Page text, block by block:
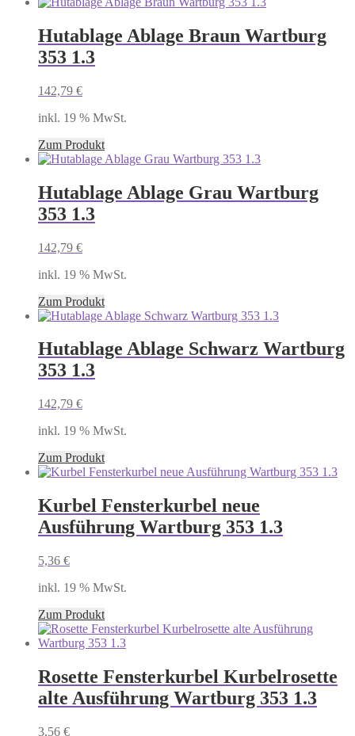
Hutablage Ablage Braun Wartburg
353 1.3
142,79 €
inkl. 19 % MwSt.
Zum Produkt
Hutablage Ablage Grau Wartburg
353 1.3
142,79 €
inkl. 19 % MwSt.
Zum Produkt
Hutablage Ablage Schwarz Wartburg
353 1.3
142,79 €
inkl. 19 % MwSt.
Zum Produkt
Kurbel Fensterkurbel neue
Ausführung Wartburg 353 1.3
5,36 €
inkl. 19 % MwSt.
Zum Produkt
Rosette Fensterkurbel Kurbelrosette
alte Ausführung Wartburg 353 1.3
3,56 €